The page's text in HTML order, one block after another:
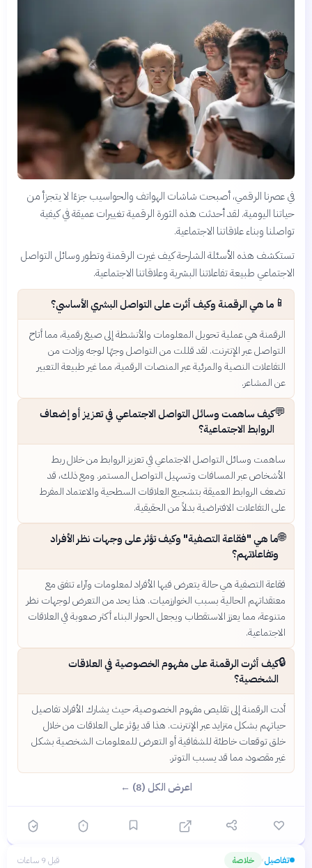
في عصرنا الرقمي، أصبحت شاشات الهواتف والحواسيب جزءًا لا يتجزأ من
حياتنا اليومية. لقد أحدثت هذه الثورة الرقمية تغييرات عميقة في كيفية
تواصلنا وبناء علاقاتنا الاجتماعية.
تستكشف هذه الأسئلة الشارحة كيف غيرت الرقمنة وتطور وسائل التواصل
الاجتماعي طبيعة تفاعلاتنا البشرية وعلاقاتنا الاجتماعية.
📱 ما هي الرقمنة وكيف أثرت على التواصل البشري الأساسي؟
الرقمنة هي عملية تحويل المعلومات والأنشطة إلى صيغ رقمية، مما أتاح
التواصل عبر الإنترنت. لقد قللت من التواصل وجهًا لوجه وزادت من
التفاعلات النصية والمرئية عبر المنصات الرقمية، مما غير طبيعة التعبير
عن المشاعر.
💬كيف ساهمت وسائل التواصل الاجتماعي في تعزيز أو إضعاف
الروابط الاجتماعية؟
ساهمت وسائل التواصل الاجتماعي في تعزيز الروابط من خلال ربط
الأشخاص عبر المسافات وتسهيل التواصل المستمر. ومع ذلك، قد
تضعف الروابط العميقة بتشجيع العلاقات السطحية والاعتماد المفرط
على التفاعلات الافتراضية بدلاً من الحقيقية.
🌐ما هي "فقاعة التصفية" وكيف تؤثر على وجهات نظر الأفراد
وتفاعلاتهم؟
فقاعة التصفية هي حالة يتعرض فيها الأفراد لمعلومات وآراء تتفق مع
معتقداتهم الحالية بسبب الخوارزميات. هذا يحد من التعرض لوجهات نظر
متنوعة، مما يعزز الاستقطاب ويجعل الحوار البناء أكثر صعوبة في العلاقات
الاجتماعية.
🔒كيف أثرت الرقمنة على مفهوم الخصوصية في العلاقات
الشخصية؟
أدت الرقمنة إلى تقليص مفهوم الخصوصية، حيث يشارك الأفراد تفاصيل
حياتهم بشكل متزايد عبر الإنترنت. هذا قد يؤثر على العلاقات من خلال
خلق توقعات خاطئة للشفافية أو التعرض للمعلومات الشخصية بشكل
غير مقصود، مما قد يسبب التوتر.
اعرض الكل (8) ←
تفاصيل› خلاصة قبل 9 ساعات